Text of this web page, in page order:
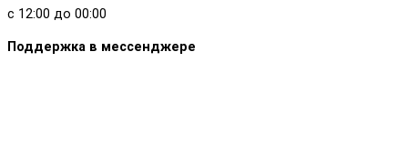
с 12:00 до 00:00
Поддержка в мессенджере